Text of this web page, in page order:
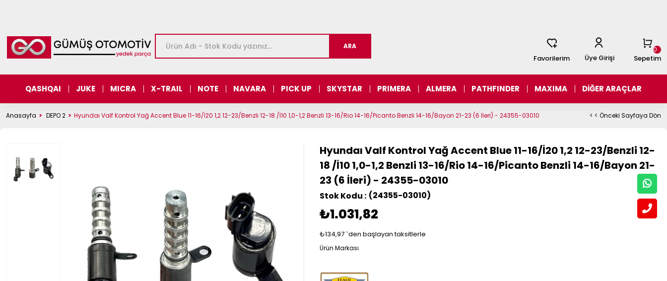
Sepetim
0
Favorilerim
Üye Girişi
QASHQAI JUKE MICRA X-TRAIL NOTE NAVARA PICK UP SKYSTAR PRIMERA ALMERA PATHFINDER MAXIMA DİĞER ARAÇLAR
Anasayfa DEPO 2 Hyundaı Valf Kontrol Yağ Accent Blue 11-16/İ20 1,2 12-23/Benzli 12-18 /İ10 1,0-1,2 Benzli 13-16/Rio 14-16/Picanto Benzli 14-16/Bayon 21-23 (6 İleri) - 24355-03010 < < Önceki Sayfaya Dön
Hyundaı Valf Kontrol Yağ Accent Blue 11-16/İ20 1,2 12-23/Benzli 12-
18 /İ10 1,0-1,2 Benzli 13-16/Rio 14-16/Picanto Benzli 14-16/Bayon 21-
23 (6 İleri) - 24355-03010
(24355-03010)
₺1.031,82
₺134,97 `den başlayan taksitlerle